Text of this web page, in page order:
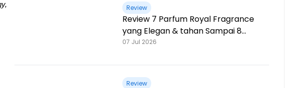
Review
Review 7 Parfum Royal Fragrance
yang Elegan & tahan Sampai 8
Jam!
07 Jul 2026
Review